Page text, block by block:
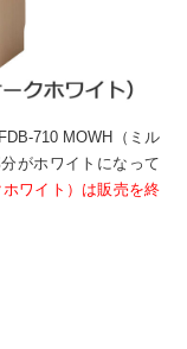
710 MOWH（ミル
がホワイトになって
ワイト）は販売を終